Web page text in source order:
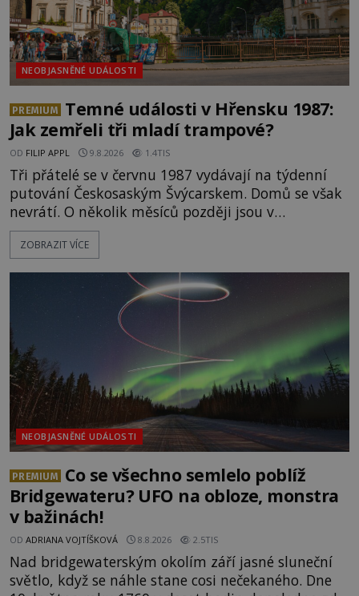
NEOBJASNĚNÉ UDÁLOSTI
PREMIUM
Temné události v Hřensku 1987:
Jak zemřeli tři mladí trampové?
OD FILIP APPL 9.8.2026 1.4TIS
Tři přátelé se v červnu 1987 vydávají na týdenní
putování Českosaským Švýcarskem. Domů se však
nevrátí. O několik měsíců později jsou v
nepřístupných skalách u Hřenska nalezeny jejich
kostry – a s nimi stopy, které se jen obtížně slučují
přírodní živel, neznámý útočník, nebo někdo, koho
tehdejší režim nechtěl odhalit? [gallery
ids="171131,171132,1711
ZOBRAZIT VÍCE
NEOBJASNĚNÉ UDÁLOSTI
PREMIUM
Co se všechno semlelo poblíž
Bridgewateru? UFO na obloze, monstra
v bažinách!
OD ADRIANA VOJTÍŠKOVÁ 8.8.2026 2.5TIS
Nad bridgewaterským okolím září jasné sluneční
světlo, když se náhle stane cosi nečekaného. Dne